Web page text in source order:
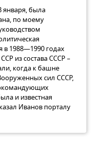
января, была
по моему
в 1988—1990 годах
из состава СССР –
когда к башне
сил СССР,
и известная
Иванов порталу